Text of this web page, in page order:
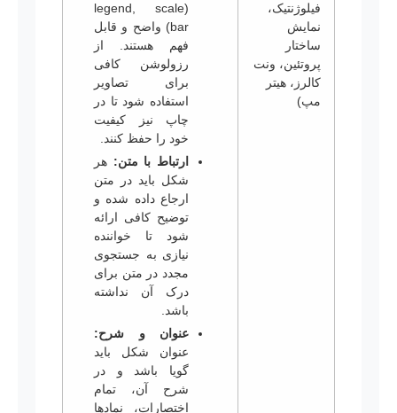
فیلوژنتیک،
نمایش
ساختار
پروتئین، ونت
کالرز، هیتر
مپ)
(legend, scale
bar) واضح و قابل
فهم هستند. از
رزولوشن کافی
برای تصاویر
استفاده شود تا در
چاپ نیز کیفیت
خود را حفظ کنند.
ارتباط با متن: هر
شکل باید در متن
ارجاع داده شده و
توضیح کافی ارائه
شود تا خواننده
نیازی به جستجوی
مجدد در متن برای
درک آن نداشته
باشد.
عنوان و شرح:
عنوان شکل باید
گویا باشد و در
شرح آن، تمام
اختصارات، نمادها